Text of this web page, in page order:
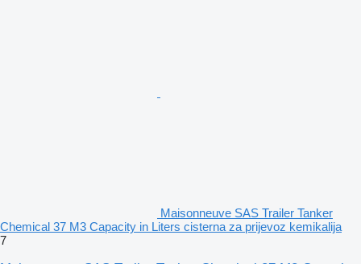
Maisonneuve SAS Trailer Tanker
Chemical 37 M3 Capacity in Liters cisterna za prijevoz kemikalija
7